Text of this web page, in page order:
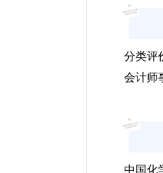
分类评
会计师
中国化